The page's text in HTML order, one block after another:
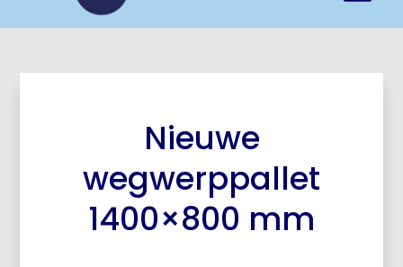
Nieuwe
wegwerppallet
1400×800 mm